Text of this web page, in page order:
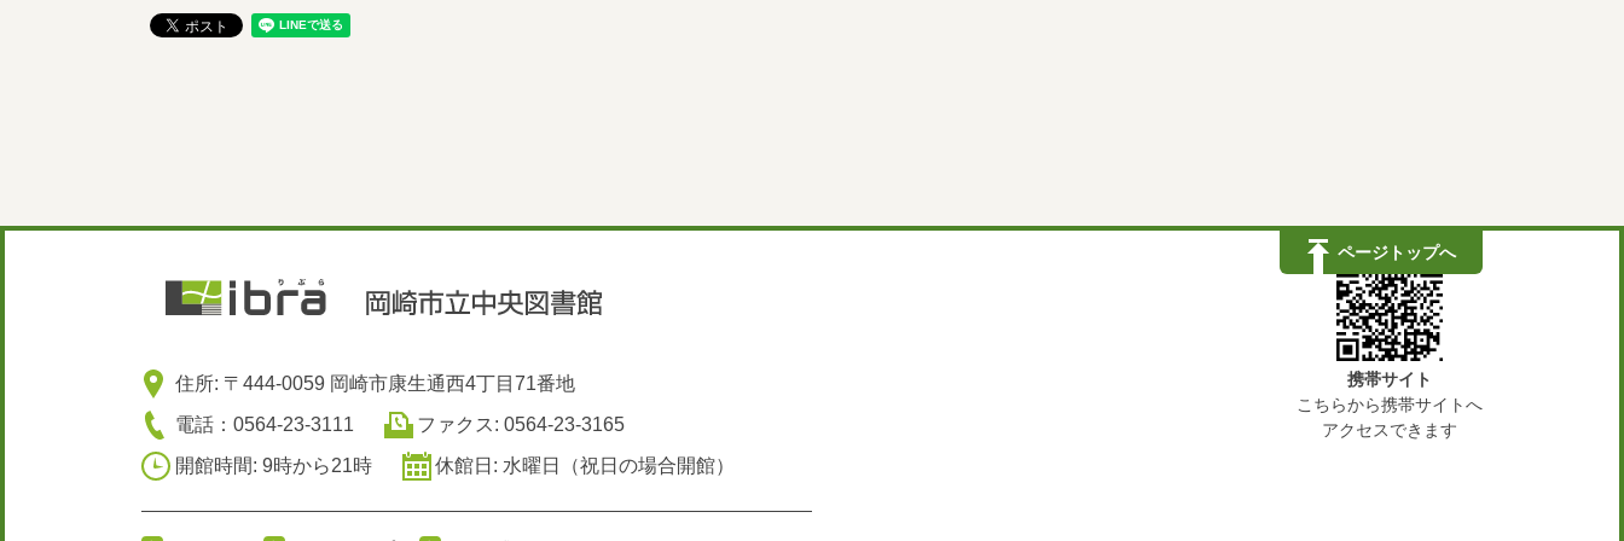
ページトップへ
住所: 〒444-0059 岡崎市康生通西4丁目71番地
電話：0564-23-3111
ファクス: 0564-23-3165
開館時間: 9時から21時
休館日: 水曜日（祝日の場合開館）
携帯サイト
こちらから携帯サイトへ
アクセスできます